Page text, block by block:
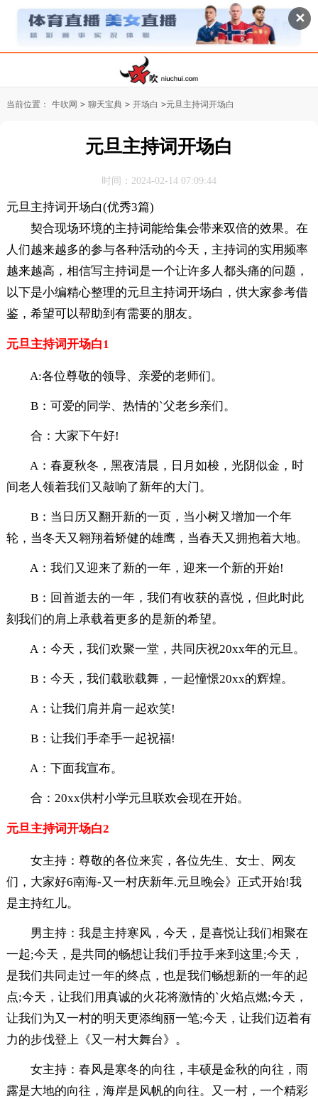
✕
当前位置： 牛吹网 > 聊天宝典 > 开场白 >元旦主持词开场白
元旦主持词开场白
时间：2024-02-14 07:09:44
元旦主持词开场白(优秀3篇)
契合现场环境的主持词能给集会带来双倍的效果。在
人们越来越多的参与各种活动的今天，主持词的实用频率
越来越高，相信写主持词是一个让许多人都头痛的问题，
以下是小编精心整理的元旦主持词开场白，供大家参考借
鉴，希望可以帮助到有需要的朋友。
元旦主持词开场白1
A:各位尊敬的领导、亲爱的老师们。
B：可爱的同学、热情的`父老乡亲们。
合：大家下午好!
A：春夏秋冬，黑夜清晨，日月如梭，光阴似金，时
间老人领着我们又敲响了新年的大门。
B：当日历又翻开新的一页，当小树又增加一个年
轮，当冬天又翱翔着矫健的雄鹰，当春天又拥抱着大地。
A：我们又迎来了新的一年，迎来一个新的开始!
B：回首逝去的一年，我们有收获的喜悦，但此时此
刻我们的肩上承载着更多的是新的希望。
A：今天，我们欢聚一堂，共同庆祝20xx年的元旦。
B：今天，我们载歌载舞，一起憧憬20xx的辉煌。
A：让我们肩并肩一起欢笑!
B：让我们手牵手一起祝福!
A：下面我宣布。
合：20xx供村小学元旦联欢会现在开始。
元旦主持词开场白2
女主持：尊敬的各位来宾，各位先生、女士、网友
们，大家好6南海-又一村庆新年.元旦晚会》正式开始!我
是主持红儿。
男主持：我是主持寒风，今天，是喜悦让我们相聚在
一起;今天，是共同的畅想让我们手拉手来到这里;今天，
是我们共同走过一年的终点，也是我们畅想新的一年的起
点;今天，让我们用真诚的火花将激情的`火焰点燃;今天，
让我们为又一村的明天更添绚丽一笔;今天，让我们迈着有
力的步伐登上《又一村大舞台》。
女主持：春风是寒冬的向往，丰硕是金秋的向往，雨
露是大地的向往，海岸是风帆的向往。又一村，一个精彩